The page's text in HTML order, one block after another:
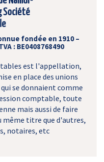
Société
fondée en 1910 –
: BE0408768490
est l'appellation,
en place des unions
se donnaient comme
comptable, toute
mais aussi de faire
même titre que d'autres,
notaires, etc